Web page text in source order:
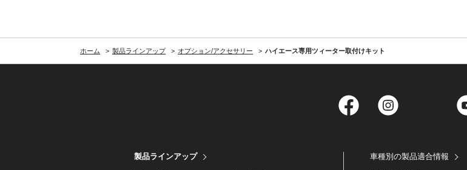
ホーム 製品ラインアップ オプション/アクセサリー ハイエース専用ツィーター取付けキット
Facebook Twitter
製品ラインアップ 車種別の製品適合情報